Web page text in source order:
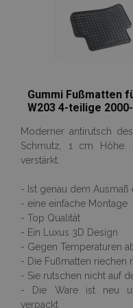
Gummi Fußmatten
W203 4-teilige
Moderner antirutsch
Schmutz, 1 cm
verstärkt.
- Ist genau dem Ausmaß
- eine einfache Montage
- Top Qualität
- Ein Luxus 3D Design
- Gegen Temperaturen
- Die Fußmatten riechen
- Sie rutschen nicht auf
- Die Ware ist neu
verpackt
section_data_ids
PHPSESSID